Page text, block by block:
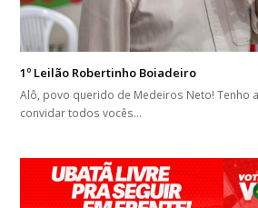
1º Leilão Robertinho Boiadeiro
Alô, povo querido de Medeiros Neto! Tenho
convidar todos vocês…